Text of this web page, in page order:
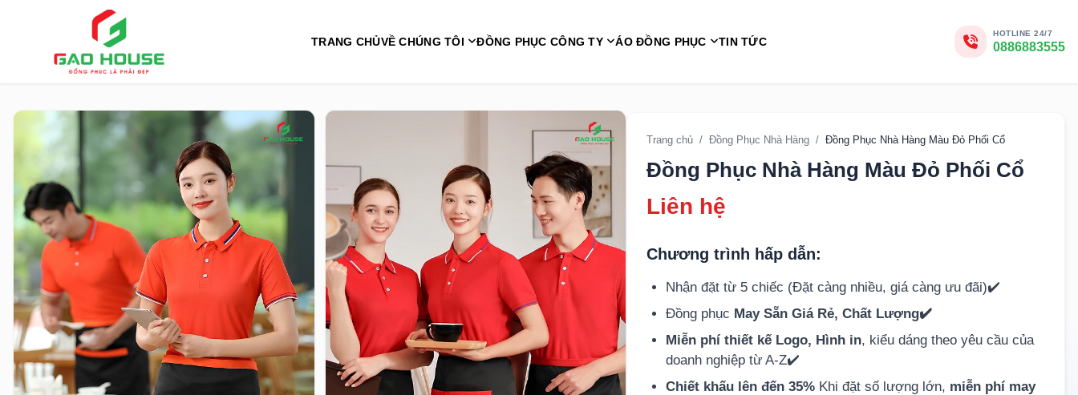
TRANG CHỦVỀ CHÚNG TÔI ĐỒNG PHỤC CÔNG TY ÁO ĐỒNG PHỤC TIN TỨC
HOTLINE 24/7
0886883555
Trang chủ / Đồng Phục Nhà Hàng / Đồng Phục Nhà Hàng Màu Đỏ Phối Cổ
Đồng Phục Nhà Hàng Màu Đỏ Phối Cổ
Liên hệ
Chương trình hấp dẫn:
Nhận đặt từ 5 chiếc (Đặt càng nhiều, giá càng ưu đãi)✔️
Đồng phục May Sẵn Giá Rẻ, Chất Lượng✔️
Miễn phí thiết kế Logo, Hình in, kiểu dáng theo yêu cầu của
doanh nghiệp từ A-Z✔️
Chiết khấu lên đến 35% Khi đặt số lượng lớn, miễn phí may